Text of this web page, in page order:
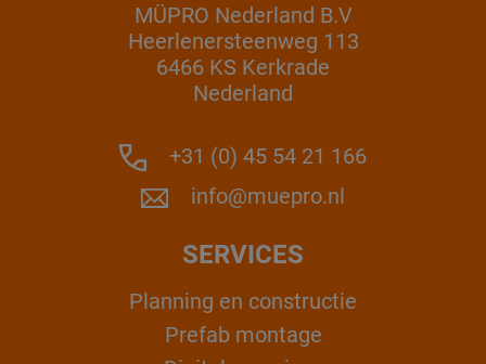
MÜPRO Nederland B.V
Heerlenersteenweg 113
6466 KS Kerkrade
Nederland
+31 (0) 45 54 21 166
info@muepro.nl
SERVICES
Planning en constructie
Prefab montage